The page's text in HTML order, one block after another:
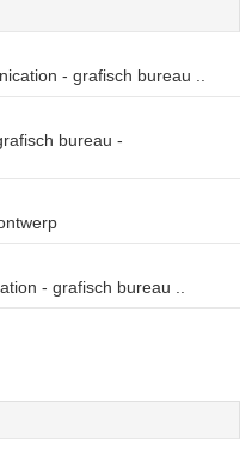
- grafisch bureau ..
bureau -
- grafisch bureau ..